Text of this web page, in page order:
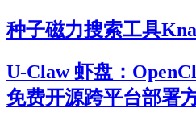
种子磁力搜索工具
U-Claw 虾盘：
免费开源跨平台部署